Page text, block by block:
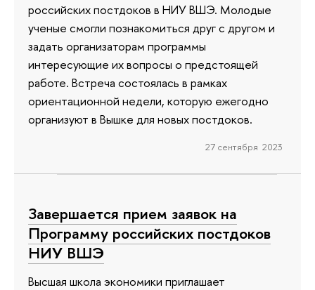
российских постдоков в НИУ ВШЭ. Молодые
ученые смогли познакомиться друг с другом и
задать организаторам программы
интересующие их вопросы о предстоящей
работе. Встреча состоялась в рамках
ориентационной недели, которую ежегодно
организуют в Вышке для новых постдоков.
27 сентября 2023
Завершается прием заявок на
Программу российских постдоков
НИУ ВШЭ
Высшая школа экономики приглашает